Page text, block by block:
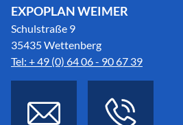
EXPOPLAN WEIMER
Schulstraße 9
35435 Wettenberg
Tel: + 49 (0) 64 06 - 90 67 39